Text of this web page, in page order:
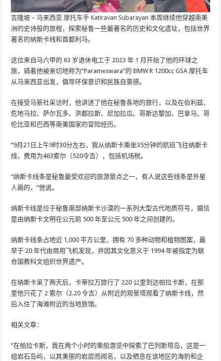
吉隆坡 – 马来西亚 摩托车手 Katiravan Subarayan 本周继续他穿越南美
洲的史诗般的旅程，探索秘鲁一些最著名的历史和文化遗址，包括世界
著名的纳斯卡线和首都利马。
这位来自马六甲的 63 岁退休电工于 2023 年 1 月开始了他的环球之
旅，骑着他被亲切地称为“Parameswara”的 BMW R 1200cc GSA 摩托车
从马来西亚出发，倡导环保意识和民族自豪感。
在接受马新社采访时，他讲述了他在秘鲁各地的旅行，以及在伯利兹、
危地马拉、萨尔瓦多、洪都拉斯、尼加拉瓜、哥斯达黎加、巴拿马、哥
伦比亚和巴西等南美国家的冒险经历。
“9月21日上午9时30分左右，我从纳斯卡乘坐35分钟的航班飞往纳斯卡
线，费用为463索尔（520令吉），包括机场税。
“纳斯卡线条是秘鲁最受欢迎的旅游景点之一，有人说这些线条是外星
人画的，”他说。
纳斯卡线是位于秘鲁南部纳斯卡沙漠的一系列大型古代地质符号，据信
是由纳斯卡文明在公元前 500 年至公元 500 年之间创建的。
纳斯卡线条占地近 1,000 平方公里，拥有 70 多种动物和植物图案，最
早于 20 年代由商用飞机发现，并因其文化意义于 1994 年被指定为联
合国教科文组织世界遗产。
在纳斯卡呆了两天后，卡蒂拉万旅行了 220 公里到达帕拉卡斯，在那
里他只花了 2 索尔（2.20 令吉）从附近的观景塔观看了纳斯卡线，然
后入住了海滩附近的当地旅馆。
相关文章：
“在帕拉卡斯，我在两个小时的乘船游览中探索了巴列斯塔岛，这是一
组岩石岛屿，以其美丽的岩层而闻名，以及栖息在该地区的海豹和企